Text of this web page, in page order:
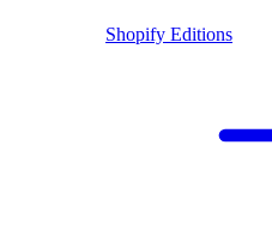
Shopify Editions